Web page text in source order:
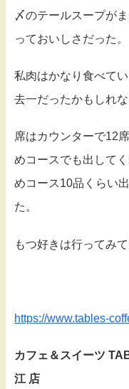
〆のテールスープが
っておいしさだった。
私肉はかなり食べて
去一だったかもしれな
席はカウンターで12
めコースでも出して
めコース10品くらい
た。
もつ好きは行ってみ
https://www.tables-
カフェ＆スイーツ
江 店